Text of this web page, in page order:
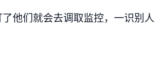
他们就会去调取监控，一识别人